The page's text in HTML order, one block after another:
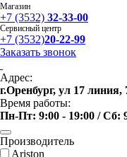
Магазин
+7 (3532) 32-33-00
Сервисный центр
+7 (3532)20-22-99
Заказать звонок
Адрес:
г.Оренбург, ул 17 линия,
Время работы:
Пн-Пт: 9:00 - 19:00 / Сб:
Производитель
Ariston